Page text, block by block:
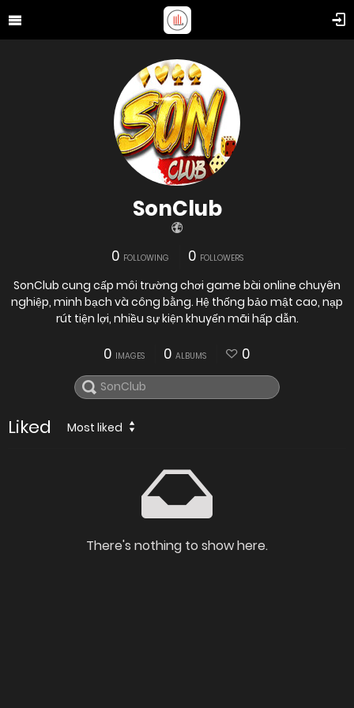
SonClub
0 FOLLOWING 0 FOLLOWERS
SonClub cung cấp môi trường chơi game bài online chuyên
nghiệp, minh bạch và công bằng. Hệ thống bảo mật cao, nạp
rút tiện lợi, nhiều sự kiện khuyến mãi hấp dẫn.
0 IMAGES 0 ALBUMS 0
Liked Most liked
There's nothing to show here.